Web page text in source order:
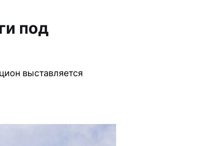
под
выставляется